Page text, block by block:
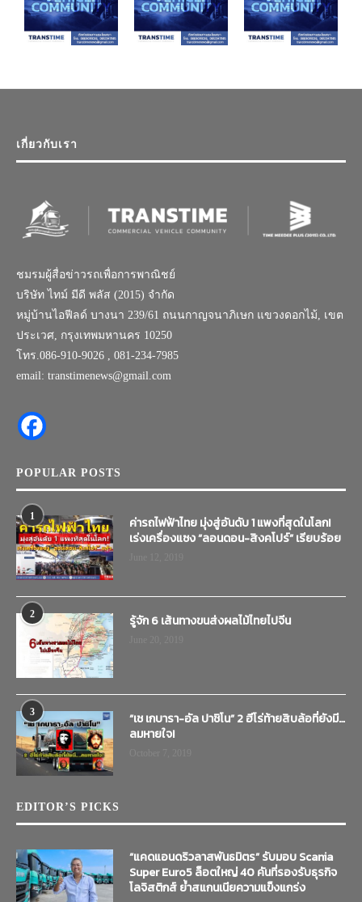
เกี่ยวกับเรา
ชมรมผู้สื่อข่าวรถเพื่อการพาณิชย์
บริษัท ไทม์ มีดี พลัส (2015) จำกัด
หมู่บ้านไอฟีลด์ บางนา 239/61 ถนนกาญจนาภิเษก แขวงดอกไม้, เขต
ประเวศ, กรุงเทพมหานคร 10250
โทร.086-910-9026 , 081-234-7985
email: transtimenews@gmail.com
POPULAR POSTS
1
ค่ารถไฟฟ้าไทย มุ่งสู่อันดับ 1 แพงที่สุดในโลก!
เร่งเครื่องแซง “ลอนดอน-สิงคโปร์” เรียบร้อย
2 รู้จัก 6 เส้นทางขนส่งผลไม้ไทยไปจีน
3
“เช เกบารา-อัล ปาชิโน” 2 ฮีโร่ท้ายสิบล้อที่ยังมี…
ลมหายใจ!
EDITOR’S PICKS
“แคดแอนดริวลาสพันธมิตร” รับมอบ Scania
Super Euro5 ล็อตใหญ่ 40 คันที่รองรับธุรกิจ
โลจิสติกส์ ย้ำสแกนเนียความแข็งแกร่ง